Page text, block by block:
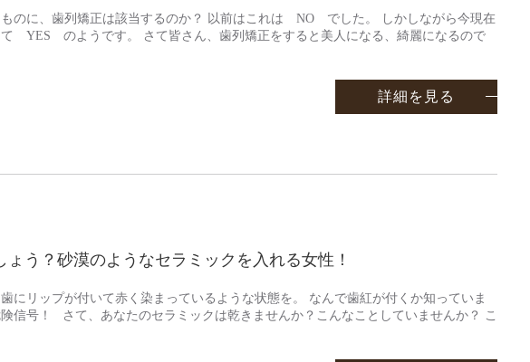
のに、歯列矯正は該当するのか？ 以前はこれは NO でした。 しかしながら今現在
て YES のようです。 さて皆さん、歯列矯正をすると美人になる、綺麗になるので
詳細を見る
う？砂漠のようなセラミックを入れる女性！
にリップが付いて赤く染まっているような状態を。 なんで歯紅が付くか知っていま
信号！ さて、あなたのセラミックは乾きませんか？こんなことしていませんか？ こ